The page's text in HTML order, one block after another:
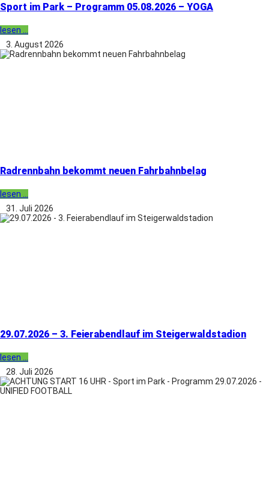
Sport im Park – Programm 05.08.2026 – YOGA
lesen ...
3. August 2026
Radrennbahn bekommt neuen Fahrbahnbelag
lesen ...
31. Juli 2026
29.07.2026 – 3. Feierabendlauf im Steigerwaldstadion
lesen ...
28. Juli 2026